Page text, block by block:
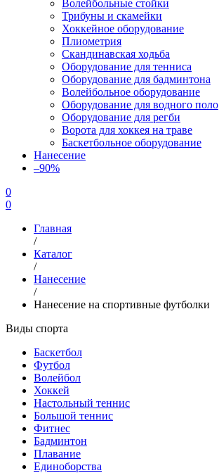
Волейбольные стойки
Трибуны и скамейки
Хоккейное оборудование
Плиометрия
Скандинавская ходьба
Оборудование для тенниса
Оборудование для бадминтона
Волейбольное оборудование
Оборудование для водного поло
Оборудование для регби
Ворота для хоккея на траве
Баскетбольное оборудование
Нанесение
–90%
0
0
Главная
/
Каталог
/
Нанесение
/
Нанесение на спортивные футболки
Виды спорта
Баскетбол
Футбол
Волейбол
Хоккей
Настольный теннис
Большой теннис
Фитнес
Бадминтон
Плавание
Единоборства